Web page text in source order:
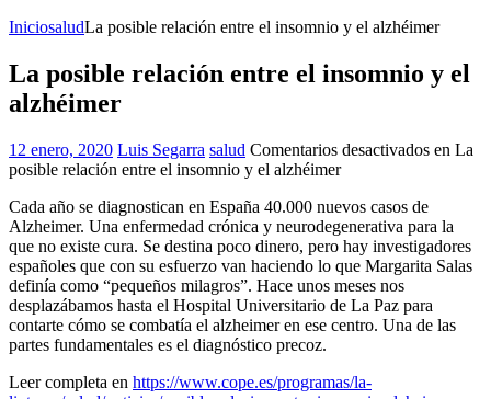
IniciosaludLa posible relación entre el insomnio y el alzhéimer
La posible relación entre el insomnio y el
alzhéimer
12 enero, 2020 Luis Segarra salud Comentarios desactivados en La
posible relación entre el insomnio y el alzhéimer
Cada año se diagnostican en España 40.000 nuevos casos de
Alzheimer. Una enfermedad crónica y neurodegenerativa para la
que no existe cura. Se destina poco dinero, pero hay investigadores
españoles que con su esfuerzo van haciendo lo que Margarita Salas
definía como “pequeños milagros”. Hace unos meses nos
desplazábamos hasta el Hospital Universitario de La Paz para
contarte cómo se combatía el alzheimer en ese centro. Una de las
partes fundamentales es el diagnóstico precoz.
Leer completa en https://www.cope.es/programas/la-